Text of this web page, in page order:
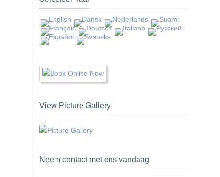
View Picture Gallery
Neem contact met ons vandaag